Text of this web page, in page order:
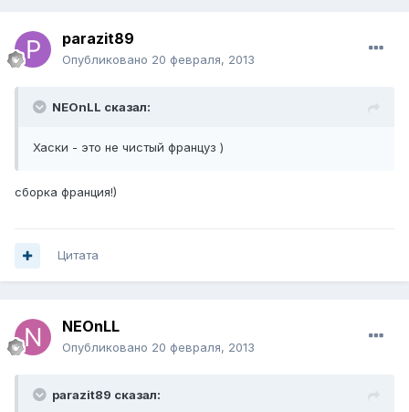
parazit89
Опубликовано 20 февраля, 2013
NEOnLL сказал:
Хаски - это не чистый француз )
сборка франция!)
Цитата
NEOnLL
Опубликовано 20 февраля, 2013
parazit89 сказал: